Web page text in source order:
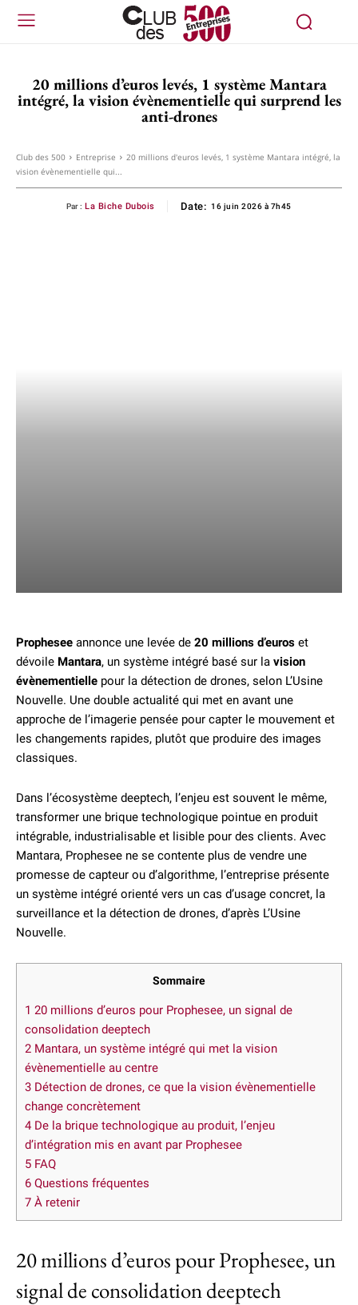
20 millions d’euros levés, 1 système Mantara
intégré, la vision évènementielle qui surprend les
anti-drones
Club des 500 Entreprise
20 millions d'euros levés, 1 système Mantara intégré, la
vision évènementielle qui...
Par : La Biche Dubois Date: 16 juin 2026 à 7h45
Prophesee annonce une levée de 20 millions d’euros et
dévoile Mantara, un système intégré basé sur la vision
évènementielle pour la détection de drones, selon L’Usine
Nouvelle. Une double actualité qui met en avant une
approche de l’imagerie pensée pour capter le mouvement et
les changements rapides, plutôt que produire des images
classiques.
Dans l’écosystème deeptech, l’enjeu est souvent le même,
transformer une brique technologique pointue en produit
intégrable, industrialisable et lisible pour des clients. Avec
Mantara, Prophesee ne se contente plus de vendre une
promesse de capteur ou d’algorithme, l’entreprise présente
un système intégré orienté vers un cas d’usage concret, la
surveillance et la détection de drones, d’après L’Usine
Nouvelle.
Sommaire
1 20 millions d’euros pour Prophesee, un signal de
consolidation deeptech
2 Mantara, un système intégré qui met la vision
évènementielle au centre
3 Détection de drones, ce que la vision évènementielle
change concrètement
4 De la brique technologique au produit, l’enjeu
d’intégration mis en avant par Prophesee
5 FAQ
6 Questions fréquentes
7 À retenir
20 millions d’euros pour Prophesee, un
signal de consolidation deeptech